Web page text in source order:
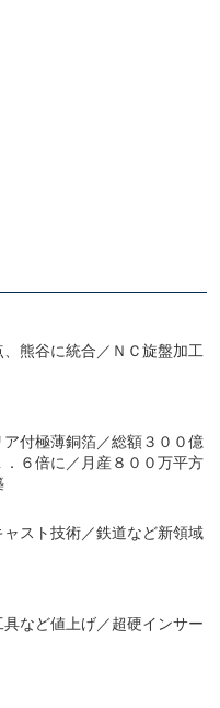
熊谷に統合／ＮＣ旋盤加工
付極薄銅箔／総額３００億
６倍に／月産８００万平方
ャスト技術／鉄道など新領域
など値上げ／超硬インサー